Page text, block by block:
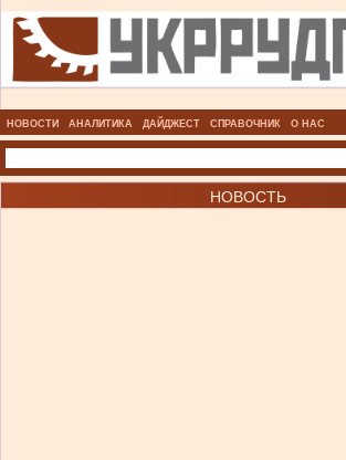
НОВОСТИ АНАЛИТИКА ДАЙДЖЕСТ СПРАВОЧНИК О НАС
НОВОСТЬ